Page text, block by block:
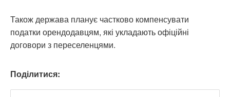
Також держава планує частково компенсувати
податки орендодавцям, які укладають офіційні
договори з переселенцями.
Поділитися: